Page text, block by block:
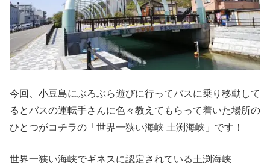
今回、小豆島にぶろぶら遊びに行ってバスに乗り移動して
るとバスの運転手さんに色々教えてもらって着いた場所の
ひとつがコチラの「世界一狭い海峡 土渕海峡」です！
世界一狭い海峡でギネスに認定されている土渕海峡